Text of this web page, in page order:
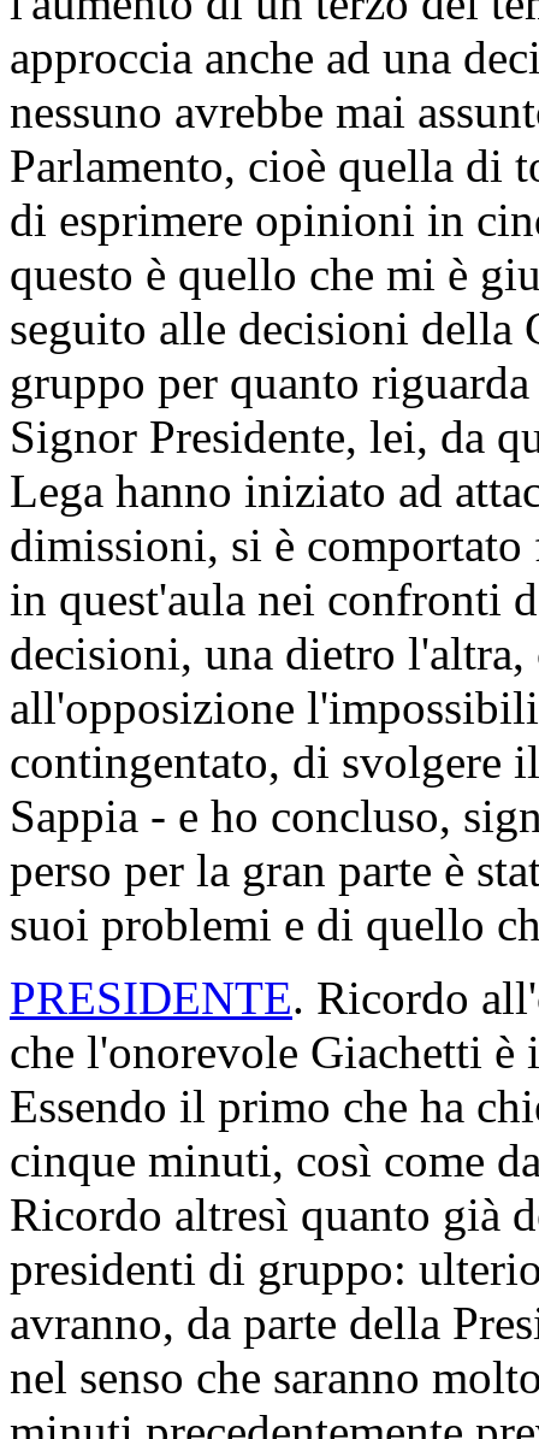
approccia anche ad una
nessuno avrebbe mai
Parlamento, cioè quella di
di esprimere opinioni in
questo è quello che mi è
seguito alle decisioni della
gruppo per quanto
Signor Presidente, lei, da
Lega hanno iniziato ad
dimissioni, si è comportato
in quest'aula nei confronti
decisioni, una dietro
all'opposizione
contingentato, di svolgere
Sappia - e ho concluso,
perso per la gran parte è
suoi problemi e di quello
PRESIDENTE. Ricordo
che l'onorevole Giachetti è
Essendo il primo che ha
cinque minuti, così come
Ricordo altresì quanto già
presidenti di gruppo:
avranno, da parte della
nel senso che saranno